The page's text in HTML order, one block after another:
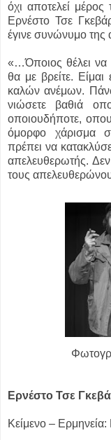
όχι αποτελεί μέρος
Ερνέστο Τσε
έγινε συνώνυμο της
«…Όποιος θέλει να
θα με βρείτε.
καλών ανέμων.
νιώσετε βαθιά
οποιουδήποτε,
όμορφο χάρισμα
πρέπει να
απελευθερωτής.
τους
Ερνέστο Τσε
Κείμενο –